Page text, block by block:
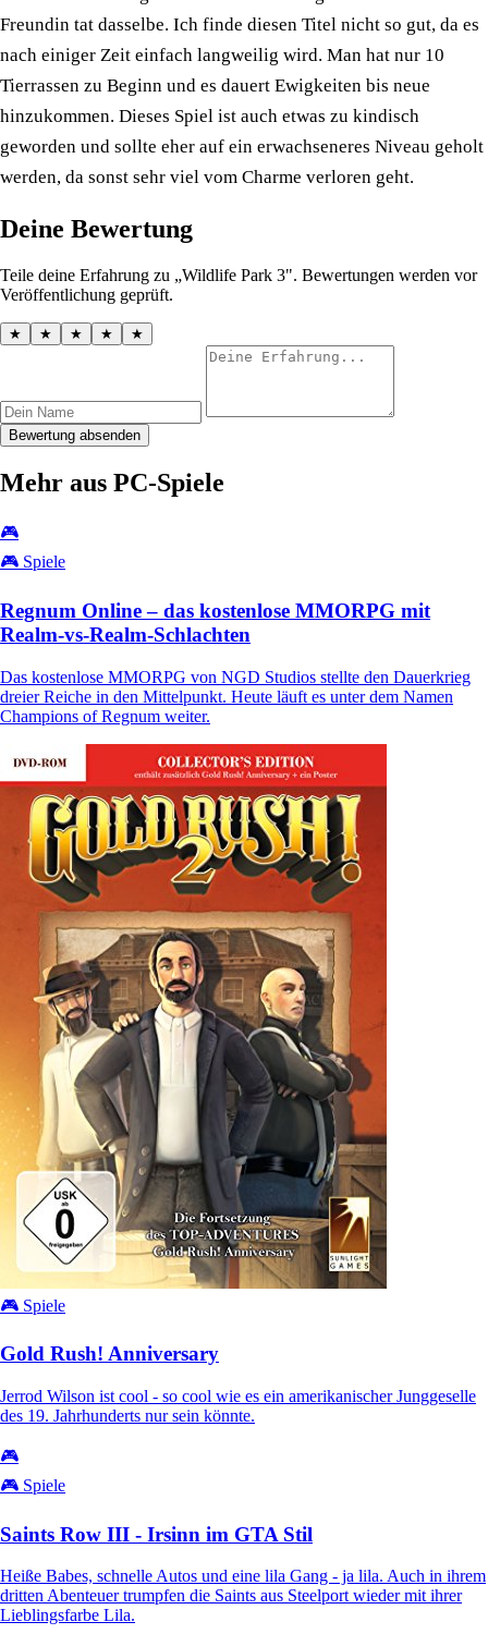
Freundin tat dasselbe. Ich finde diesen Titel nicht so gut, da es
nach einiger Zeit einfach langweilig wird. Man hat nur 10
Tierrassen zu Beginn und es dauert Ewigkeiten bis neue
hinzukommen. Dieses Spiel ist auch etwas zu kindisch
geworden und sollte eher auf ein erwachseneres Niveau geholt
werden, da sonst sehr viel vom Charme verloren geht.
Deine Bewertung
Teile deine Erfahrung zu „Wildlife Park 3". Bewertungen werden vor
Veröffentlichung geprüft.
★ ★ ★ ★ ★
Bewertung absenden
Mehr aus PC-Spiele
🎮
🎮 Spiele
Regnum Online – das kostenlose MMORPG mit
Realm-vs-Realm-Schlachten
Das kostenlose MMORPG von NGD Studios stellte den Dauerkrieg
dreier Reiche in den Mittelpunkt. Heute läuft es unter dem Namen
Champions of Regnum weiter.
🎮 Spiele
Gold Rush! Anniversary
Jerrod Wilson ist cool - so cool wie es ein amerikanischer Junggeselle
des 19. Jahrhunderts nur sein könnte.
🎮
🎮 Spiele
Saints Row III - Irsinn im GTA Stil
Heiße Babes, schnelle Autos und eine lila Gang - ja lila. Auch in ihrem
dritten Abenteuer trumpfen die Saints aus Steelport wieder mit ihrer
Lieblingsfarbe Lila.